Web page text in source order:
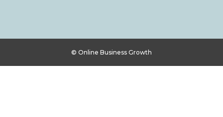
© Online Business Growth